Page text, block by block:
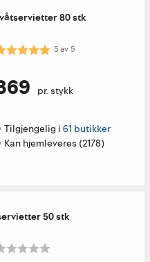
80 stk
5.0 av 5 mulige
5av5
pr. stykk
Tilgjengelig i 61 butikker
Kan hjemleveres (2178)
50 stk